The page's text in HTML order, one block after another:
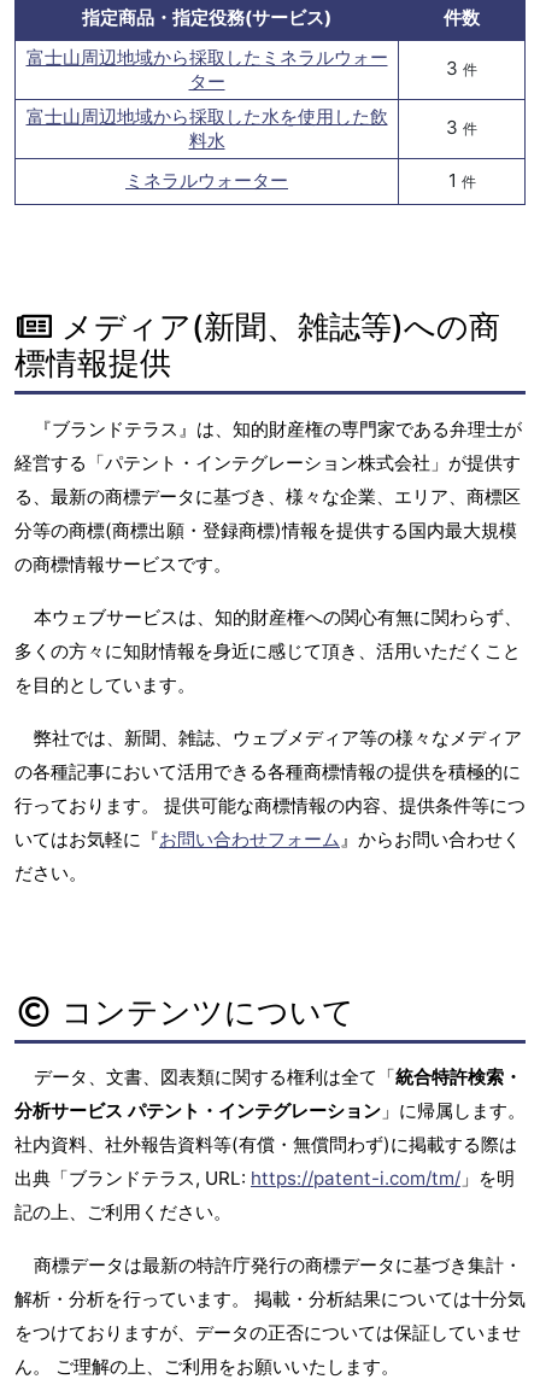
指定商品・指定役務(サービス)
件数
富士山周辺地域から採取したミネラルウォー
ター
3 件
富士山周辺地域から採取した水を使用した飲
料水
3 件
ミネラルウォーター 1 件
メディア(新聞、雑誌等)への商
標情報提供
『ブランドテラス』は、知的財産権の専門家である弁理士が
経営する「パテント・インテグレーション株式会社」が提供す
る、最新の商標データに基づき、様々な企業、エリア、商標区
分等の商標(商標出願・登録商標)情報を提供する国内最大規模
の商標情報サービスです。
本ウェブサービスは、知的財産権への関心有無に関わらず、
多くの方々に知財情報を身近に感じて頂き、活用いただくこと
を目的としています。
弊社では、新聞、雑誌、ウェブメディア等の様々なメディア
の各種記事において活用できる各種商標情報の提供を積極的に
行っております。 提供可能な商標情報の内容、提供条件等につ
いてはお気軽に『お問い合わせフォーム 』からお問い合わせく
ださい。
コンテンツについて
データ、文書、図表類に関する権利は全て「統合特許検索・
分析サービス パテント・インテグレーション 」に帰属します。
社内資料、社外報告資料等(有償・無償問わず)に掲載する際は
出典「ブランドテラス, URL: https://patent-i.com/tm/ 」を明
記の上、ご利用ください。
商標データは最新の特許庁発行の商標データに基づき集計・
解析・分析を行っています。 掲載・分析結果については十分気
をつけておりますが、データの正否については保証していませ
ん。 ご理解の上、ご利用をお願いいたします。